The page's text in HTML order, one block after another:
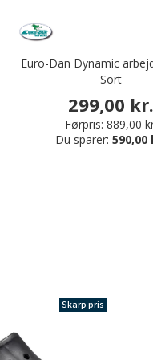
Euro-Dan Dynamic
Sort
299,00 kr.
Førpris: 889,00
Du sparer:590,00
Skarp pris